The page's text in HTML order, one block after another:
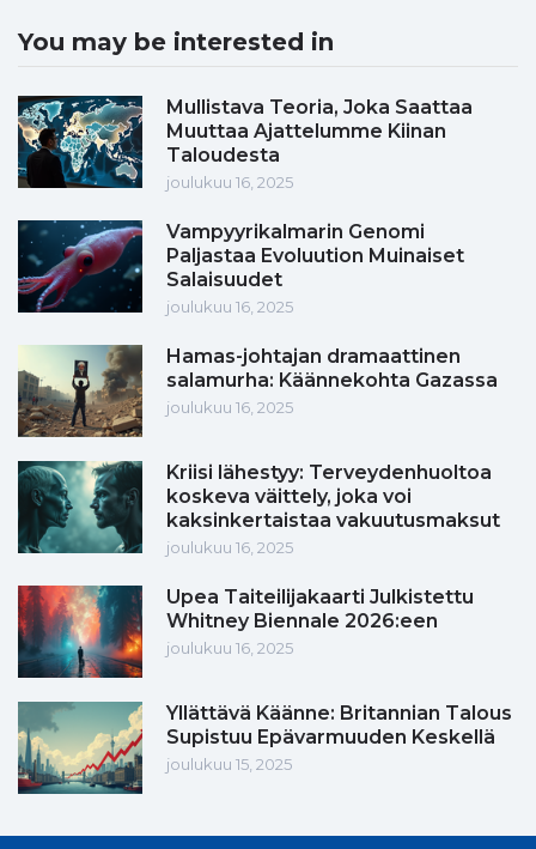
You may be interested in
Mullistava Teoria, Joka Saattaa
Muuttaa Ajattelumme Kiinan
Taloudesta
joulukuu 16, 2025
Vampyyrikalmarin Genomi
Paljastaa Evoluution Muinaiset
Salaisuudet
joulukuu 16, 2025
Hamas-johtajan dramaattinen
salamurha: Käännekohta Gazassa
joulukuu 16, 2025
Kriisi lähestyy: Terveydenhuoltoa
koskeva väittely, joka voi
kaksinkertaistaa vakuutusmaksut
joulukuu 16, 2025
Upea Taiteilijakaarti Julkistettu
Whitney Biennale 2026:een
joulukuu 16, 2025
Yllättävä Käänne: Britannian Talous
Supistuu Epävarmuuden Keskellä
joulukuu 15, 2025